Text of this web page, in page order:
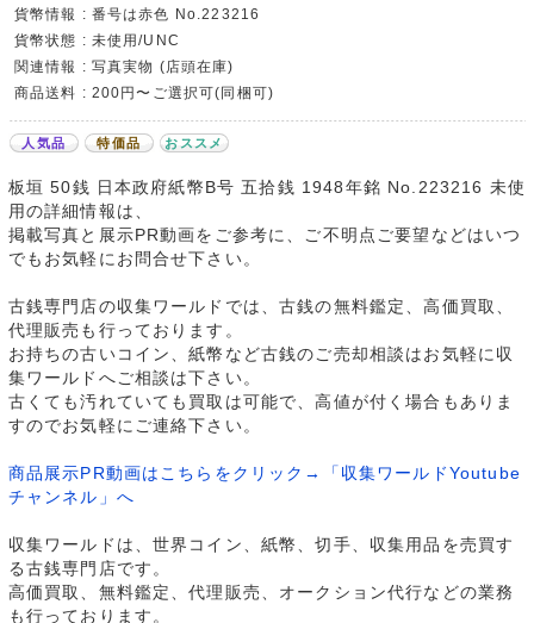
貨幣情報 : 番号は赤色 No.223216
貨幣状態 : 未使用/UNC
関連情報 : 写真実物 (店頭在庫)
商品送料 : 200円〜ご選択可(同梱可)
人気品 特価品 おススメ
板垣 50銭 日本政府紙幣B号 五拾銭 1948年銘 No.223216 未使
用の詳細情報は、
掲載写真と展示PR動画をご参考に、ご不明点ご要望などはいつ
でもお気軽にお問合せ下さい。
古銭専門店の収集ワールドでは、古銭の無料鑑定、高価買取、
代理販売も行っております。
お持ちの古いコイン、紙幣など古銭のご売却相談はお気軽に収
集ワールドへご相談は下さい。
古くても汚れていても買取は可能で、高値が付く場合もありま
すのでお気軽にご連絡下さい。
商品展示PR動画はこちらをクリック→「収集ワールドYoutube
チャンネル」へ
収集ワールドは、世界コイン、紙幣、切手、収集用品を売買す
る古銭専門店です。
高価買取、無料鑑定、代理販売、オークション代行などの業務
も行っております。